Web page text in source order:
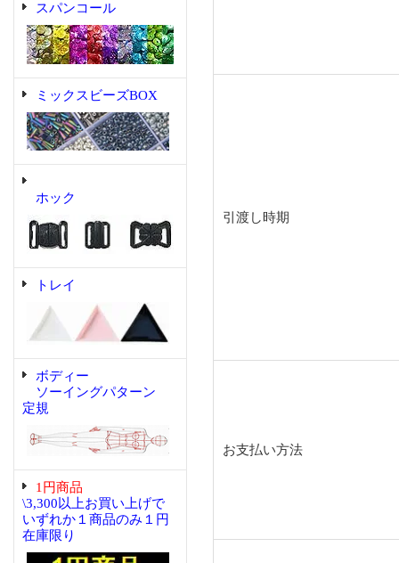
スパンコール
ミックスビーズBOX
ホック
トレイ
ボディー
ソーイングパターン
定規
1円商品
\3,300以上お買い上げで
いずれか１商品のみ１円
在庫限り
引渡し時期
お支払い方法